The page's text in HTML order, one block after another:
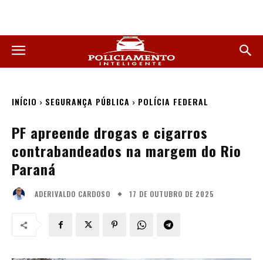
INÍCIO SEGURANÇA PÚBLICA POLÍCIA FEDERAL
PF apreende drogas e cigarros
contrabandeados na margem do Rio
Paraná
ADERIVALDO CARDOSO 17 DE OUTUBRO DE 2025